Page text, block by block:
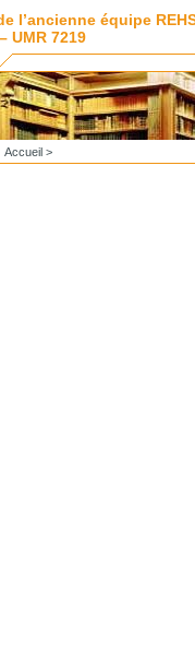
l’ancienne équipe
UMR 7219
Accueil>